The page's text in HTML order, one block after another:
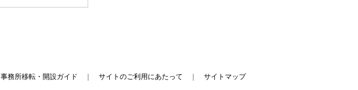
事務所移転・開設ガイド サイトのご利用にあたって サイトマップ